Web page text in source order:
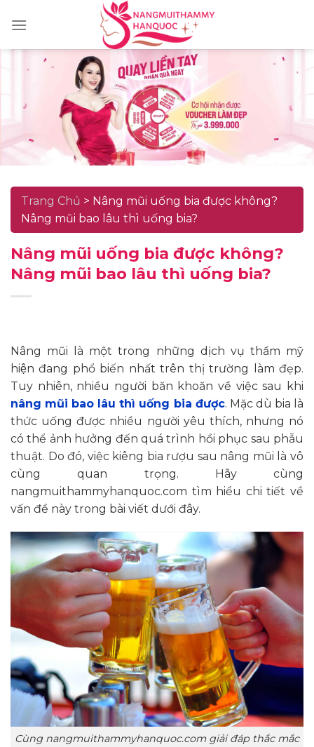
Trang Chủ > Nâng mũi uống bia được không?
Nâng mũi bao lâu thì uống bia?
Nâng mũi uống bia được không?
Nâng mũi bao lâu thì uống bia?
Nâng mũi là một trong những dịch vụ thẩm mỹ
hiện đang phổ biến nhất trên thị trường làm đẹp.
Tuy nhiên, nhiều người băn khoăn về việc sau khi
nâng mũi bao lâu thì uống bia được. Mặc dù bia là
thức uống được nhiều người yêu thích, nhưng nó
có thể ảnh hưởng đến quá trình hồi phục sau phẫu
thuật. Do đó, việc kiêng bia rượu sau nâng mũi là vô
cùng quan trọng. Hãy cùng
nangmuithammyhanquoc.com tìm hiểu chi tiết về
vấn đề này trong bài viết dưới đây.
Cùng nangmuithammyhanquoc.com giải đáp thắc mắc